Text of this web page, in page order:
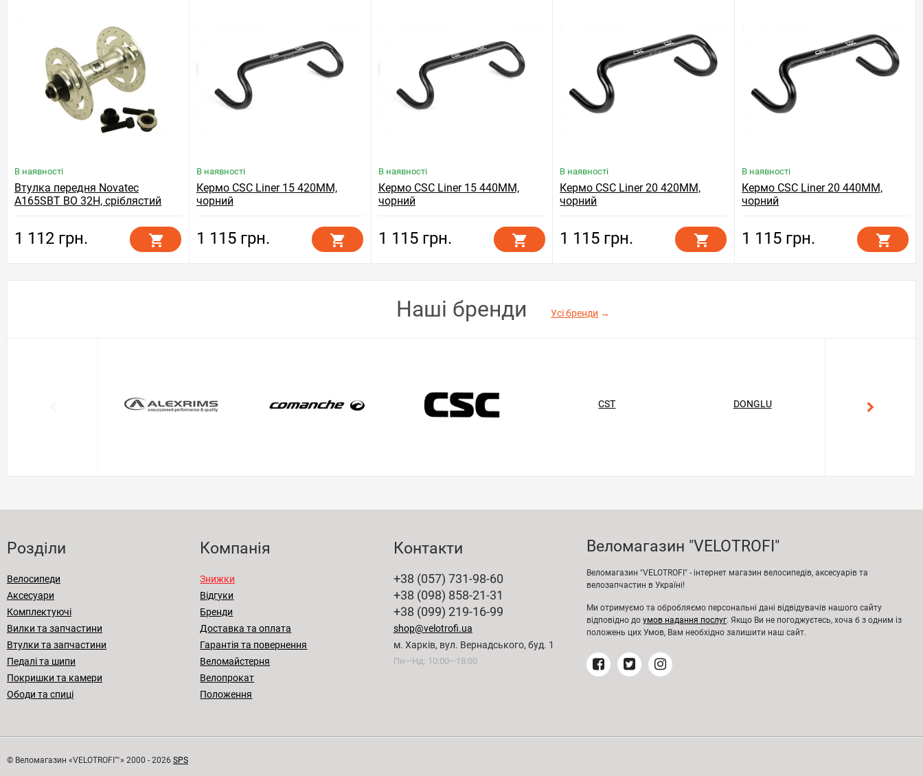
В наявності
Втулка передня Novatec
A165SBT BO 32H, сріблястий
1 112 грн.
В наявності
Кермо CSC Liner 15 420ММ,
чорний
1 115 грн.
В наявності
Кермо CSC Liner 15 440ММ,
чорний
1 115 грн.
В наявності
Кермо CSC Liner 20 420ММ,
чорний
1 115 грн.
В наявності
Кермо CSC Liner 20 440ММ,
чорний
1 115 грн.
Наші бренди Усі бренди →
CST DONGLU
Розділи
Велосипеди
Аксесуари
Комплектуючі
Вилки та запчастини
Втулки та запчастини
Педалі та шипи
Покришки та камери
Ободи та спиці
Компанія
Знижки
Відгуки
Бренди
Доставка та оплата
Гарантія та повернення
Веломайстерня
Велопрокат
Положення
Контакти
+38 (057) 731-98-60
+38 (098) 858-21-31
+38 (099) 219-16-99
shop@velotrofi.ua
м. Харків, вул. Вернадського, буд. 1
Пн—Нд: 10:00—18:00
Веломагазин "VELOTROFI"
Веломагазин "VELOTROFI" - інтернет магазин велосипедів, аксесуарів та
велозапчастин в Україні!
Ми отримуємо та обробляємо персональні дані відвідувачів нашого сайту
відповідно доумов надання послуг. Якщо Ви не погоджуєтесь, хоча б з одним із
положень цих Умов, Вам необхідно залишити наш сайт.
© Веломагазин «VELOTROFI™» 2000 - 2026 SPS